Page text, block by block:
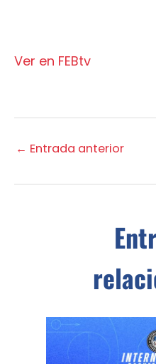
Ver en FEBtv
← Entrada anterior